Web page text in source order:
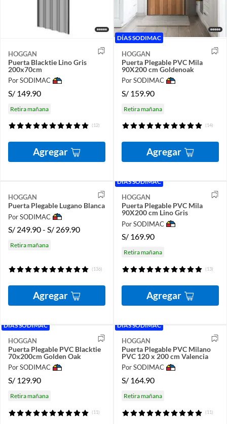
HOGGAN
Puerta Blacktie Lino Gris
200x70cm
Por SODIMAC
S/ 149.90
Retira mañana
(12)
Agregar
DÍAS SODIMAC
HOGGAN
Puerta Plegable PVC Mila
90X200 cm Goldenoak
Por SODIMAC
S/ 159.90
Retira mañana
(14)
Agregar
HOGGAN
Puerta Plegable Lugano Blanca
Por SODIMAC
S/ 249.90- S/ 269.90
Retira mañana
(136)
Agregar
DÍAS SODIMAC
HOGGAN
Puerta Plegable PVC Mila
90X200 cm Lino Gris
Por SODIMAC
S/ 169.90
Retira mañana
(13)
Agregar
DÍAS SODIMAC
HOGGAN
Puerta Plegable PVC Blacktie
70x200cm Golden Oak
Por SODIMAC
S/ 129.90
Retira mañana
(11)
DÍAS SODIMAC
HOGGAN
Puerta Plegable PVC Milano
PVC 120 x 200 cm Valencia
Por SODIMAC
S/ 164.90
Retira mañana
(11)